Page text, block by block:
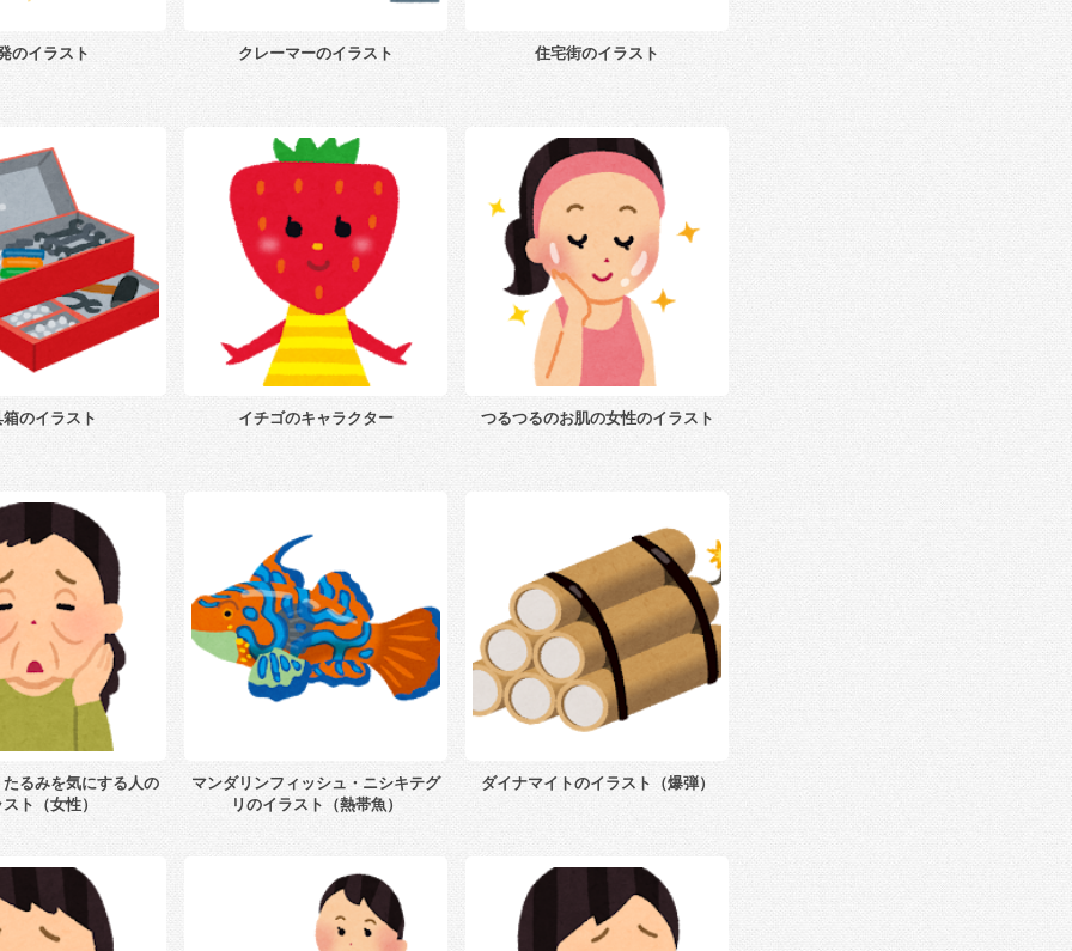
のイラスト クレーマーのイラスト 住宅街のイラスト
のイラスト イチゴのキャラクター つるつるのお肌の女性のイラスト
るみを気にする人の
ト（女性）
マンダリンフィッシュ・ニシキテグ
リのイラスト（熱帯魚）
ダイナマイトのイラスト（爆弾）